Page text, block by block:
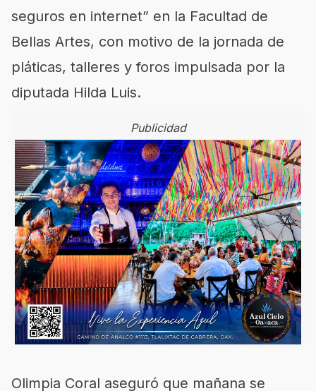
seguros en internet” en la Facultad de
Bellas Artes, con motivo de la jornada de
pláticas, talleres y foros impulsada por la
diputada Hilda Luis.
Publicidad
Olimpia Coral aseguró que mañana se